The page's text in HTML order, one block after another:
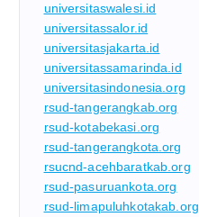
universitaswalesi.id
universitassalor.id
universitasjakarta.id
universitassamarinda.id
universitasindonesia.org
rsud-tangerangkab.org
rsud-kotabekasi.org
rsud-tangerangkota.org
rsucnd-acehbaratkab.org
rsud-pasuruankota.org
rsud-limapuluhkotakab.org